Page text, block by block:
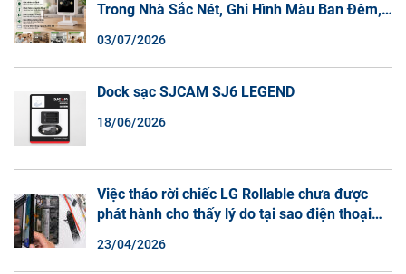
Trong Nhà Sắc Nét, Ghi Hình Màu Ban Đêm,
03/07/2026
Dock sạc SJCAM SJ6 LEGEND
18/06/2026
Việc tháo rời chiếc LG Rollable chưa được
phát hành cho thấy lý do tại sao điện thoại
23/04/2026